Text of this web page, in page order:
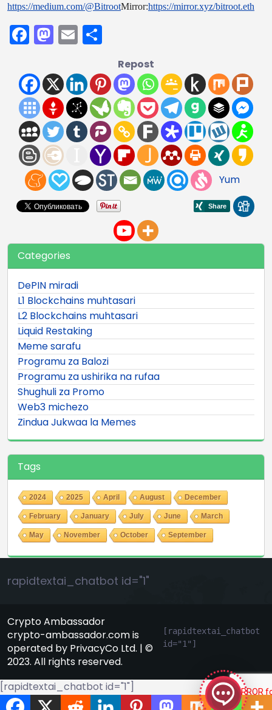
https://medium.com/@BitrootMirror:https://mirror.xyz/bitroot.eth
Facebook
Mastodon
Email
Repost
Yum
Categories
DePIN miradi
L1 Blockchains muhtasari
L2 Blockchains muhtasari
Liquid Restaking
Meme sarafu
Programu za Balozi
Programu za ushirika na rufaa
Shughuli za Promo
Web3 michezo
Zindua Jukwaa la Memes
Tags
2024 2025 April August December
February January July June March
May November October September
rapidtextai_chatbot id="1"
Crypto Ambassador
crypto-ambassador.com is
operated by PrivacyCo Ltd. | ©
2023. All rights reserved.
[rapidtextai_chatbot
id="1"]
GeekyBot
[rapidtextai_chatbot id="1"]